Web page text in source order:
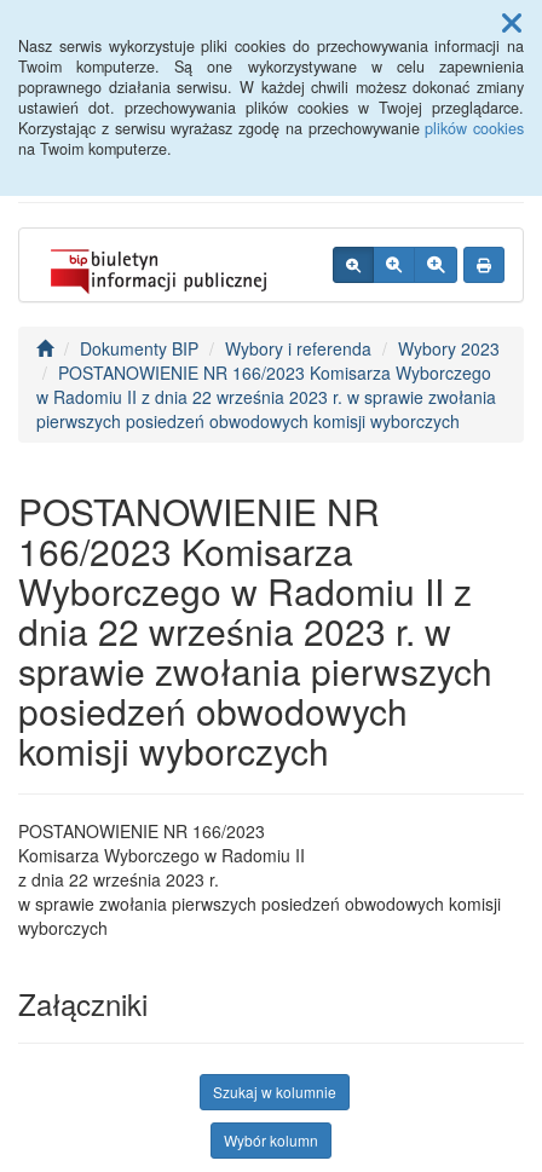
Nasz serwis wykorzystuje pliki cookies do przechowywania informacji na
Twoim komputerze. Są one wykorzystywane w celu zapewnienia
poprawnego działania serwisu. W każdej chwili możesz dokonać zmiany
ustawień dot. przechowywania plików cookies w Twojej przeglądarce.
Korzystając z serwisu wyrażasz zgodę na przechowywanieplików cookies
na Twoim komputerze.
Menu
BIP - Urząd Miejski
Wyśmierzyce
Dokumenty BIP Wybory i referenda
Wybory 2023
POSTANOWIENIE NR 166/2023 Komisarza Wyborczego
w Radomiu II z dnia 22 września 2023 r. w sprawie zwołania
pierwszych posiedzeń obwodowych komisji wyborczych
POSTANOWIENIE NR
166/2023 Komisarza
Wyborczego w Radomiu II z
dnia 22 września 2023 r. w
sprawie zwołania pierwszych
posiedzeń obwodowych
komisji wyborczych
POSTANOWIENIE NR 166/2023
Komisarza Wyborczego w Radomiu II
z dnia 22 września 2023 r.
w sprawie zwołania pierwszych posiedzeń obwodowych komisji
wyborczych
Załączniki
Szukaj w kolumnie
Wybór kolumn